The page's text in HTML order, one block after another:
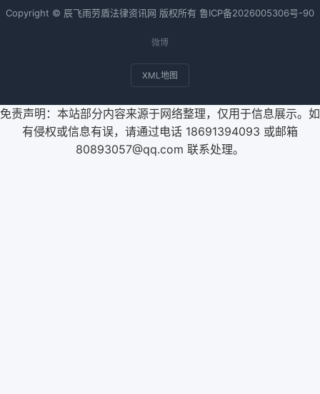
Copyright © 辰飞雨劳盾法律资讯网 版权所有 鲁ICP备2026005306号-90
微博
XML地图
免责声明：本站部分内容来源于网络整理，仅用于信息展示。如
有侵权或信息有误，请通过电话 18691394093 或邮箱
80893057@qq.com 联系处理。